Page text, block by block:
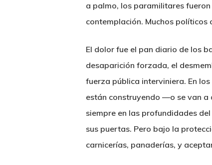
a palmo, los paramilitares
contemplación. Muchos
El dolor fue el pan diario de los
desaparición forzada, el
fuerza pública interviniera. En
están construyendo —o se van
siempre en las profundidades
sus puertas. Pero bajo la
carnicerías, panaderías, y